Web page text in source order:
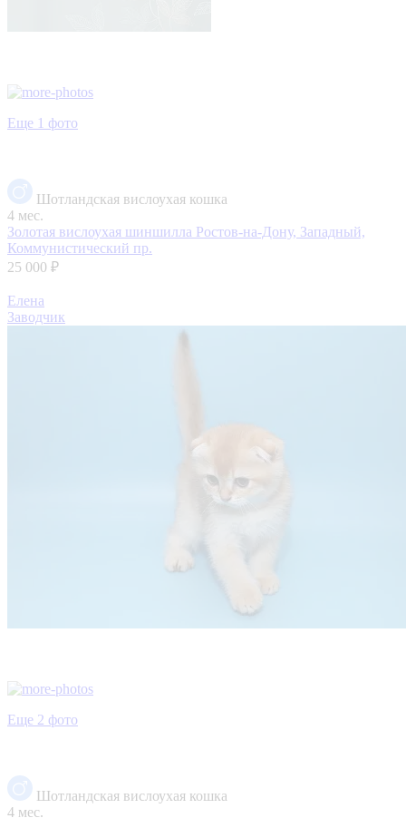
Еще 1 фото
Шотландская вислоухая кошка
4 мес.
Золотая вислоухая шиншилла Ростов-на-Дону, Западный,
Коммунистический пр.
25 000 ₽
Елена
Заводчик
Еще 2 фото
Шотландская вислоухая кошка
4 мес.